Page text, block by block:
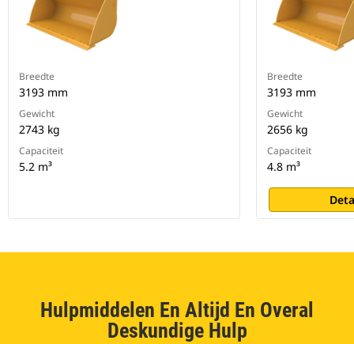
Breedte
3193 mm
Gewicht
2743 kg
Capaciteit
5.2 m³
Breedte
3193 mm
Gewicht
2656 kg
Capaciteit
4.8 m³
Hulpmiddelen En Altijd En Overal
Deskundige Hulp